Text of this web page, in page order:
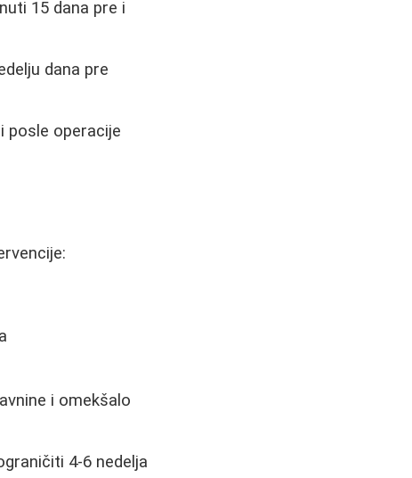
15 dana pre i
dana pre
posle operacije
i omekšalo
4-6 nedelja